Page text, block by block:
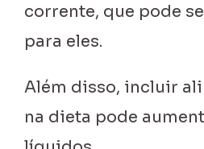
corrente, que pode
para eles.
Além disso, incluir
na dieta pode